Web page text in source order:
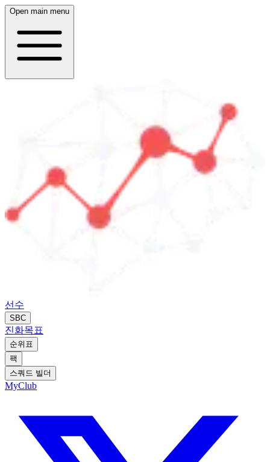
Open main menu
선수
SBC
진화목표
순위표
팩
스쿼드 빌더
MyClub